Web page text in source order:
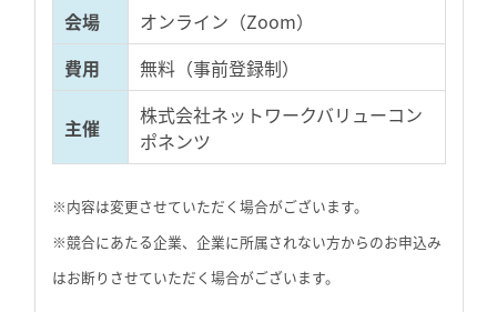
会場
オンライン（Zoom）
費用
無料（事前登録制）
主催
株式会社ネットワークバリューコン
ポネンツ
※内容は変更させていただく場合がございます。
※競合にあたる企業、企業に所属されない方からのお申込み
はお断りさせていただく場合がございます。